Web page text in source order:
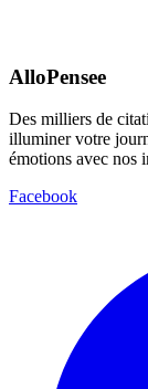
AlloPensee
Des milliers de
illuminer votre
émotions avec nos
Facebook